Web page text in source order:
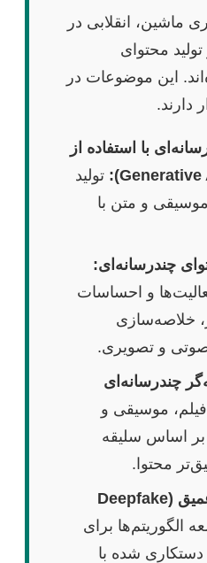
ماشین، انقلابی در
محتوای
این موضوعات در
دارند.
با استفاده از
تولید
موسیقی و متن با
چندرسانه‌ای:
و احساسات
خلاصه‌سازی
و تصویری.
چندرسانه‌ای
فیلم، موسیقی و
اساس سلیقه
محتوا.
تشخیص و جعل عمیق (Deepfake
الگوریتم‌ها برای
شده با